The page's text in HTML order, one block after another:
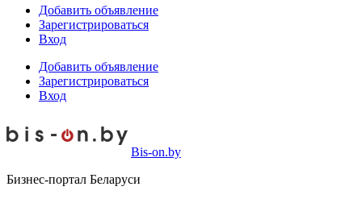
Добавить объявление
Зарегистрироваться
Вход
Добавить объявление
Зарегистрироваться
Вход
Bis-on.by
Бизнес-портал Беларуси